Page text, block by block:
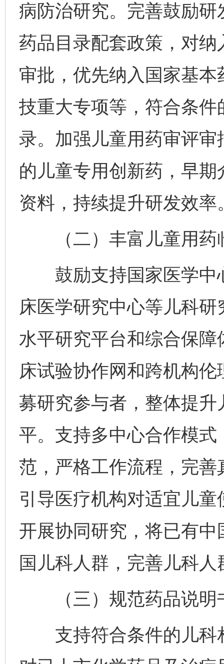
病防治研究。完善鼓励
药品目录配套政策，对
审批，优先纳入国家基
技重大专项等，符合条
录。加强儿童用药审评
的儿童专用创新药，早
资料，持续提升研发效率
（二）丰富儿童用药
鼓励支持国家医学中
床医学研究中心等儿科
水平研究平台和综合保
床试验协作网和跨机构
募研究参与者，整体提
平。支持多中心合作模
范，严格工作流程，完
引导医疗机构对适宜儿
开展协同研究，将已有
国儿科人群，完善儿科
（三）规范药品说明
支持符合条件的儿科